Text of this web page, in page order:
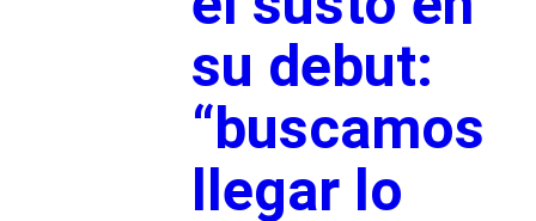
su debut:
“buscamos
llegar lo